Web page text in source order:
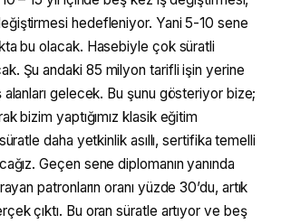
hedefleniyor. Yani 5-10 sene
bu olacak. Hasebiyle çok süratli
Şu andaki 85 milyon tarifli işin yerine
gelecek. Bu şunu gösteriyor bize;
bizim yaptığımız klasik eğitim
daha yetkinlik asıllı, sertifika temelli
Geçen sene diplomanın yanında
patronların oranı yüzde 30’du, artık
çıktı. Bu oran süratle artıyor ve beş